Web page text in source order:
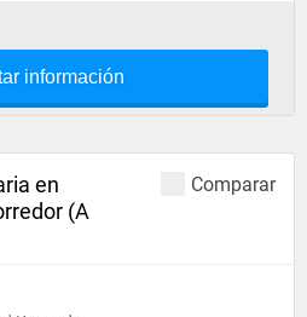
información
Comparar
en
(A